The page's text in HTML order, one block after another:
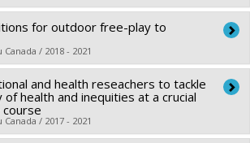
(général) , PV132873-
(In memoriam),
Éric Dion
:
CRSH/Conseil de recherches en
du Canada
:PVXXXXXX-Subvention Savoir
: Nancy Beauregard
Archambault
,Sarah Fraser
:Université de Montréal
:
PVXXXXXX-Subvention de
for outdoor free-play to
/ 2018 - 2021
: Katherine Frohlich
Nykiforuk,Mariana Brussoni
:IRSC/Instituts de recherche en
and health reseachers to tackle
health and inequities at a crucial
/ 2017 - 2021